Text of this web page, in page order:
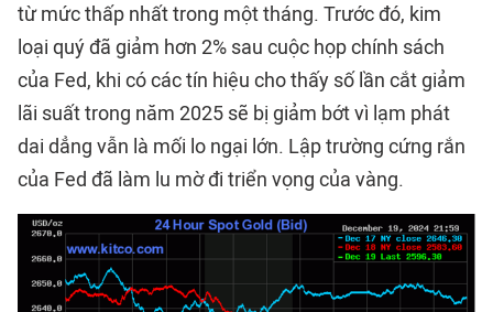
từ mức thấp nhất trong một tháng. Trước đó, kim
loại quý đã giảm hơn 2% sau cuộc họp chính sách
của Fed, khi có các tín hiệu cho thấy số lần cắt giảm
lãi suất trong năm 2025 sẽ bị giảm bớt vì lạm phát
dai dẳng vẫn là mối lo ngại lớn. Lập trường cứng rắn
của Fed đã làm lu mờ đi triển vọng của vàng.